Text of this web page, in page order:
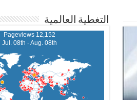
التغطية العالمية
12,152 Pageviews
Jul. 08th - Aug. 08th